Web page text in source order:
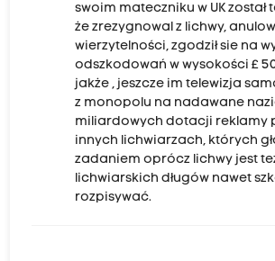
swoim mateczniku w UK został
że zrezygnowal z lichwy,
wierzytelności, zgodził sie na
odszkodowań w wysokości £
jakże , jeszcze im telewizja
z monopolu na nadawane
miliardowych dotacji reklamy
innych lichwiarzach, których
zadaniem oprócz lichwy jest
lichwiarskich długów nawet
rozpisywać.